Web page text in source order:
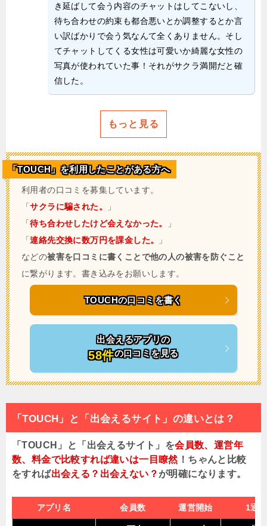
き延ばして会う内容のチャットはしてこないし、
待ち合わせの約束も都合悪いとか調整するとか言
い訳ばかりで会う気なんて全くありません。そし
てチャットしてくる女性は可愛いか綺麗な女性の
写真が使われていた事！それがサクラ満開だと確
信した。
もっと見る
「TOUCH」を利用したことがある方へ
利用者の口コミを募集しています。
「サクラに騙された。
」
「待ち合わせしたけど会えなかった。
」
「連絡先交換に数万円を課金した。
」
などの被害を口コミに書くことで他の人の被害を防ぐこと
に繋がります。書き込みをお願いします。
TOUCHの口コミを書く
出会えるアプリの
58件の口コミを見る
「TOUCH」と「出会えるサイト」の違いとは？
「TOUCH」と「出会えるサイト」を会員数、運営年
数、料金で比較すれば違いは一目瞭然！ちゃんと比較
をすれば出会える？出会えない？ が明確になります。
アプリ名 会員数 運営開始 1通